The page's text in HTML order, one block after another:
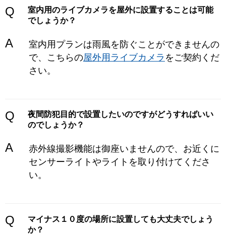
Q 室内用のライブカメラを屋外に設置することは可能
でしょうか？
A
室内用プランは雨風を防ぐことができませんの
で、こちらの屋外用ライブカメラ をご契約くだ
さい。
Q
夜間防犯目的で設置したいのですがどうすればいい
のでしょうか？
A
赤外線撮影機能は御座いませんので、お近くに
センサーライトやライトを取り付けてくださ
い。
Q
マイナス１０度の場所に設置しても大丈夫でしょう
か？